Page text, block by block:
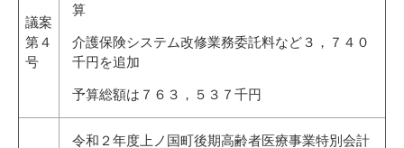
議案
第４
号
算
介護保険システム改修業務委託料など３，７４０
千円を追加
予算総額は７６３，５３７千円
令和２年度上ノ国町後期高齢者医療事業特別会計